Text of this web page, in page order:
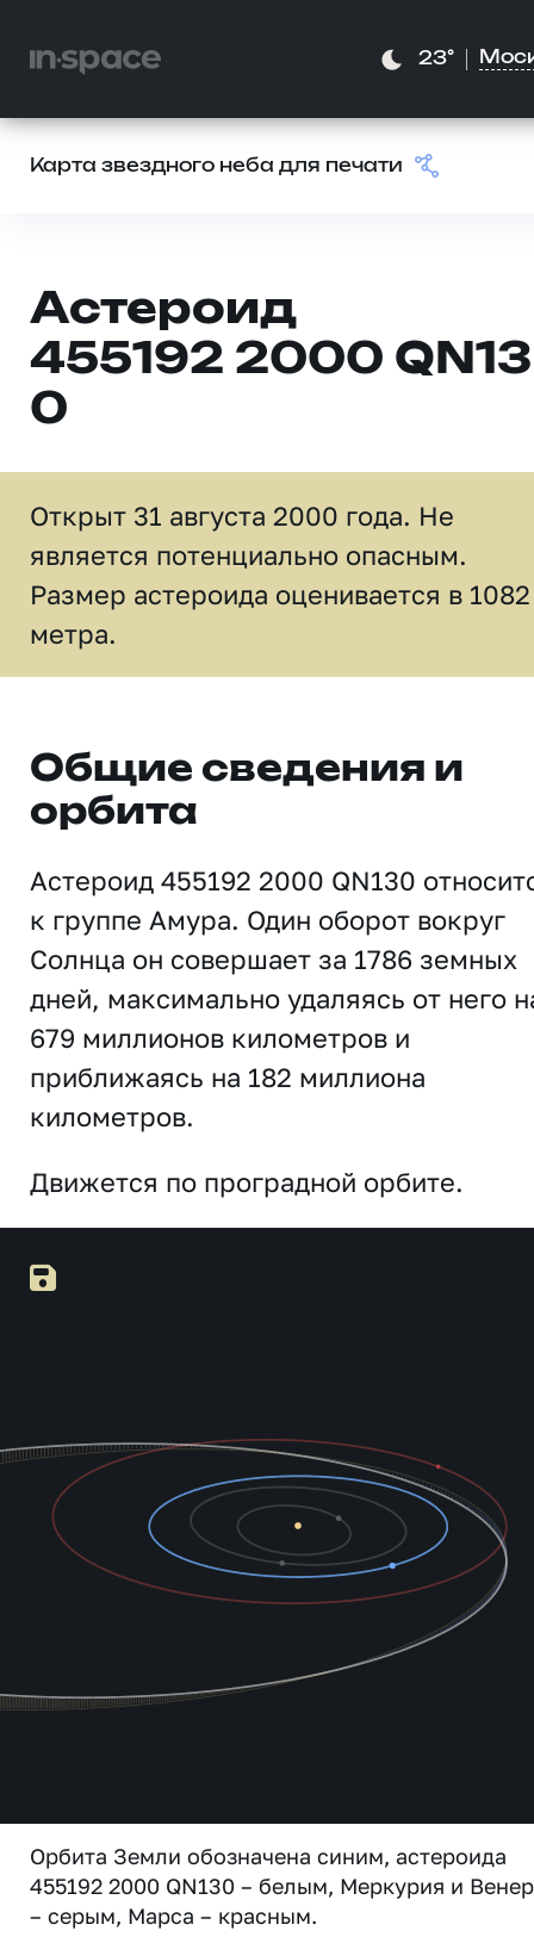
23°
Карта звездного неба для печати
Астероид
455192 2000 QN13
0
Открыт 31 августа 2000 года. Не
является потенциально опасным.
Размер астероида оценивается в 1082
метра.
Общие сведения и
орбита
Астероид 455192 2000 QN130
к группе Амура. Один оборот вокруг
Солнца он совершает за 1786 земных
дней, максимально удаляясь от него
679 миллионов километров и
приближаясь на 182 миллиона
километров.
Движется по проградной орбите.
Орбита Земли обозначена синим, астероида
455192 2000 QN130 – белым, Меркурия и
– серым, Марса – красным.